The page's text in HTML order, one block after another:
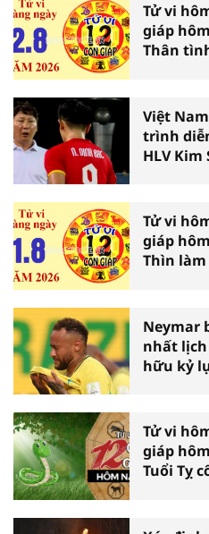
Tử vi
giáp
Thân
Việt
trình
HLV
Tử vi
giáp
Thìn
Neymar
nhất
hữu kỷ
Tử vi
giáp
Tuổi Tỵ